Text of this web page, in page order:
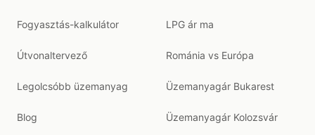
Fogyasztás-kalkulátor
Útvonaltervező
Legolcsóbb üzemanyag
Blog
LPG ár ma
Románia vs Európa
Üzemanyagár Bukarest
Üzemanyagár Kolozsvár